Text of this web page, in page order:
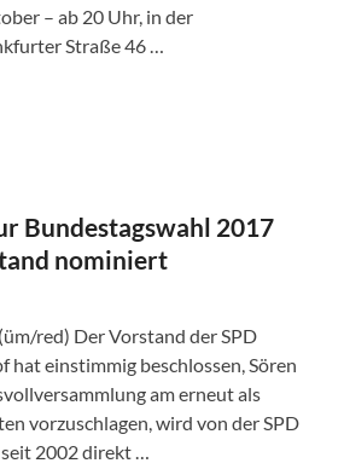
– ab 20 Uhr, in der
Straße 46 …
Bundestagswahl 2017
nominiert
red) Der Vorstand der SPD
hat einstimmig beschlossen, Sören
am erneut als
vorzuschlagen, wird von der SPD
2002 direkt …